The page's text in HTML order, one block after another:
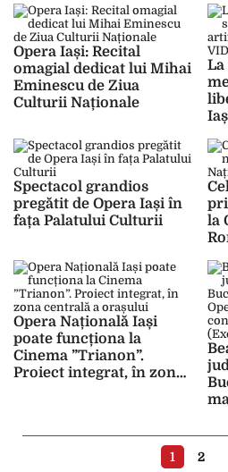
Opera Iași: Recital
omagial dedicat lui Mihai
Eminescu de Ziua
Culturii Naționale
Spectacol grandios
pregătit de Opera Iași în
fața Palatului Culturii
la
Opera Națională Iași
poate funcționa la
Cinema ”Trianon”.
Proiect integrat, în zona
1 2